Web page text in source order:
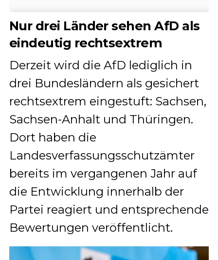
Nur drei Länder sehen AfD als
eindeutig rechtsextrem
Derzeit wird die AfD lediglich in
drei Bundesländern als gesichert
rechtsextrem eingestuft: Sachsen,
Sachsen-Anhalt und Thüringen.
Dort haben die
Landesverfassungsschutzämter
bereits im vergangenen Jahr auf
die Entwicklung innerhalb der
Partei reagiert und entsprechende
Bewertungen veröffentlicht.